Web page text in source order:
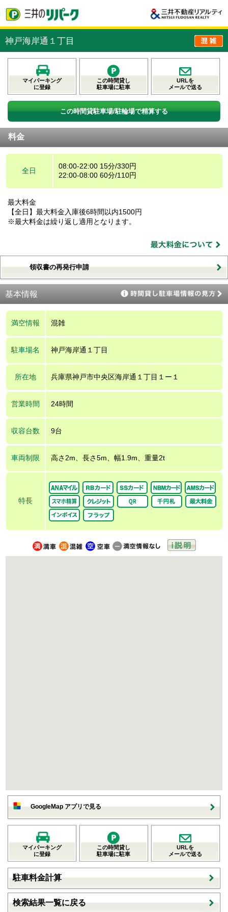
神戸海岸通１丁目
マイパーキング
に登録
この時間貸し
駐車場に駐車
URLを
メールで送る
この時間貸駐車場/駐輪場で精算する
料金
全日
08:00-22:00 15分/330円
22:00-08:00 60分/110円
最大料金
【全日】最大料金入庫後6時間以内1500円
※最大料金は繰り返し適用となります。
領収書の再発行申請
基本情報
満空情報 混雑
駐車場名 神戸海岸通１丁目
所在地 兵庫県神戸市中央区海岸通１丁目１ー１
営業時間 24時間
収容台数 9台
車両制限 高さ2m、長さ5m、幅1.9m、重量2t
特長
GoogleMap アプリで見る
マイパーキング
に登録
この時間貸し
駐車場に駐車
URLを
メールで送る
駐車料金計算
検索結果一覧に戻る